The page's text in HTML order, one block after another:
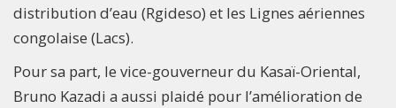
distribution d’eau (Rgideso) et les Lignes aériennes
congolaise (Lacs).
Pour sa part, le vice-gouverneur du Kasaï-Oriental,
Bruno Kazadi a aussi plaidé pour l’amélioration de